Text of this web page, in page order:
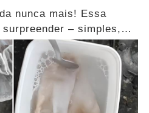
nunca mais! Essa
– simples,